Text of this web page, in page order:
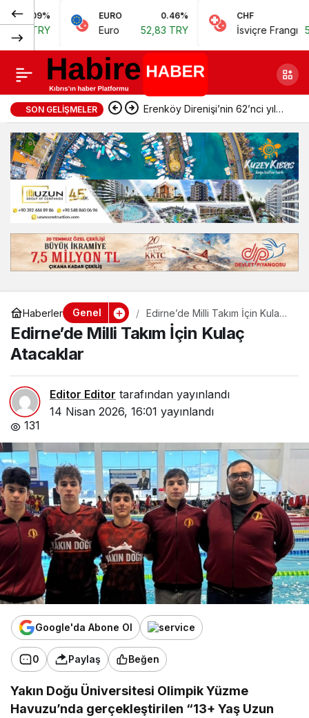
EURO 0.46%
52,83 TRY İsviçre Frangı 57,38 TRY
SON GELIŞMELER Erenköy Direnişi’nin 62’nci yıl
dönümünde şehitler törenle
anıldı
Haberler Genel
Edirne’de Milli Takım İçin Kulaç
Atacaklar
Edirne’de Milli Takım İçin Kulaç
Atacaklar
Editor Editor tarafından yayınlandı
14 Nisan 2026, 16:01 yayınlandı
131
Google'da Abone Ol
0 Paylaş Beğen
Yakın Doğu Üniversitesi Olimpik Yüzme
Havuzu’nda gerçekleştirilen “13+ Yaş Uzun
Bir gram
uyuşturucuya
bir ay hapis
(100%)